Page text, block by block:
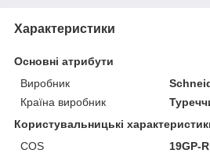
Характеристики
Основні атрибути
Виробник
Країна виробник
Користувальницькі
COS
19GP-